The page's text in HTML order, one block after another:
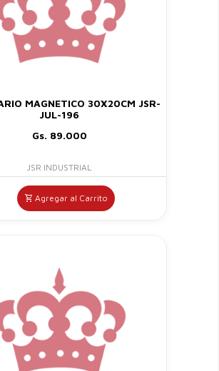
MAGNETICO 30X20CM JSR-
JUL-196
Gs. 89.000
JSR INDUSTRIAL
Agregar al Carrito